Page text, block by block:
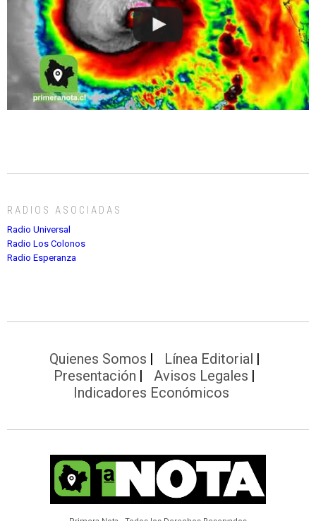
RADIOS ASOCIADAS
Radio Universal
Radio Los Colonos
Radio Esperanza
Quienes Somos
Línea Editorial
Presentación
Avisos Legales
Indicadores Económicos